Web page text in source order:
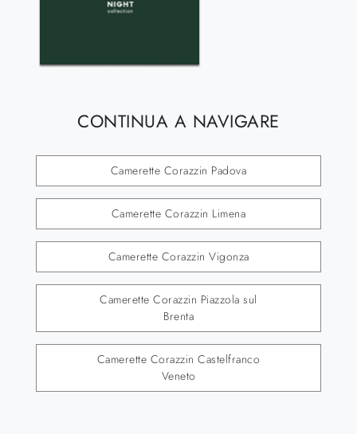
CONTINUA A NAVIGARE
Camerette Corazzin Padova
Camerette Corazzin Limena
Camerette Corazzin Vigonza
Camerette Corazzin Piazzola sul
Brenta
Camerette Corazzin Castelfranco
Veneto